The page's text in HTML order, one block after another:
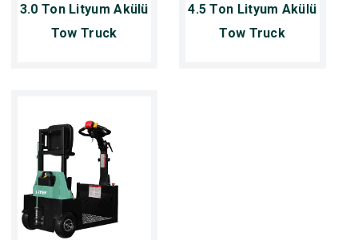
3.0 Ton Lityum Akülü
Tow Truck
4.5 Ton Lityum Akülü
Tow Truck